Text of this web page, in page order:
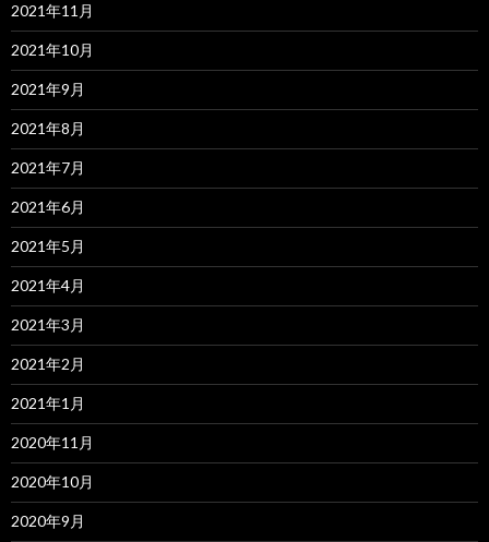
2021年11月
2021年10月
2021年9月
2021年8月
2021年7月
2021年6月
2021年5月
2021年4月
2021年3月
2021年2月
2021年1月
2020年11月
2020年10月
2020年9月